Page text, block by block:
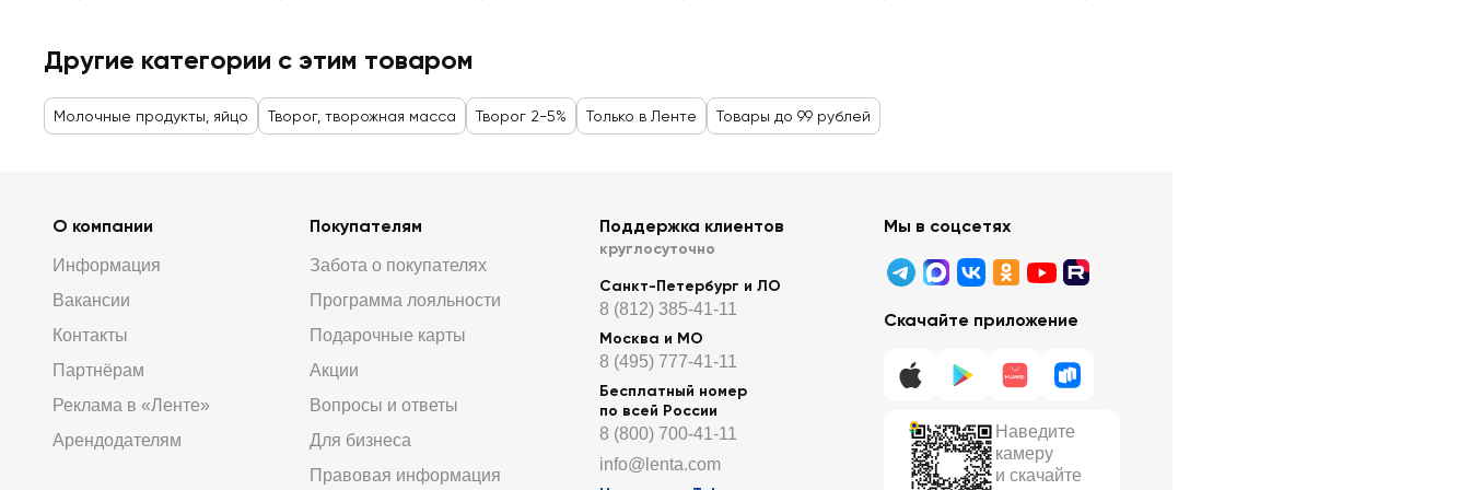
Другие категории с этим товаром
Молочные продукты, яйцо Творог, творожная масса Творог 2-5% Только в Ленте Товары до 99 рублей
О компании
Информация
Вакансии
Контакты
Партнёрам
Реклама в «Ленте»
Арендодателям
Покупателям
Забота о покупателях
Программа лояльности
Подарочные карты
Акции
Вопросы и ответы
Для бизнеса
Правовая информация
Поддержка клиентов
круглосуточно
Санкт-Петербург и ЛО
8 (812) 385-41-11
Москва и МО
8 (495) 777-41-11
Бесплатный номер
по всей России
8 (800) 700-41-11
info@lenta.com
Мы в соцсетях
Скачайте приложение
Наведите
камеру
и скачайте